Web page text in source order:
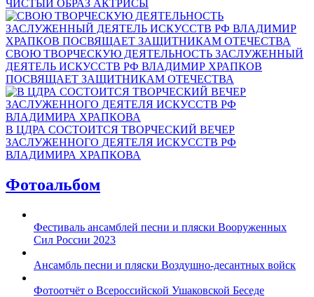
ЧИСТЫЙ ОБРАЗ АКТРИСЫ
СВОЮ ТВОРЧЕСКУЮ ДЕЯТЕЛЬНОСТЬ ЗАСЛУЖЕННЫЙ
ДЕЯТЕЛЬ ИСКУССТВ РФ ВЛАДИМИР ХРАПКОВ
ПОСВЯЩАЕТ ЗАЩИТНИКАМ ОТЕЧЕСТВА
В ЦДРА СОСТОИТСЯ ТВОРЧЕСКИЙ ВЕЧЕР
ЗАСЛУЖЕННОГО ДЕЯТЕЛЯ ИСКУССТВ РФ
ВЛАДИМИРА ХРАПКОВА
Фотоальбом
Фестиваль ансамблей песни и пляски Вооруженных
Сил России 2023
Ансамбль песни и пляски Воздушно-десантных войск
Фотоотчёт о Всероссийской Ушаковской Беседе